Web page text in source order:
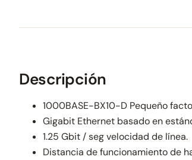
Descripción
1000BASE-BX10-D Pequeño
Gigabit Ethernet basado en
1.25 Gbit / seg velocidad de línea.
Distancia de funcionamiento de